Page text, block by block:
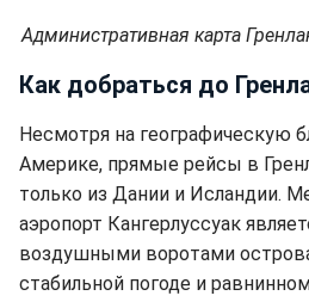
Административная карта
Как добраться до
Несмотря на географическую
Америке, прямые рейсы в
только из Дании и Исландии.
аэропорт Кангерлуссуак
воздушными воротами
стабильной погоде и